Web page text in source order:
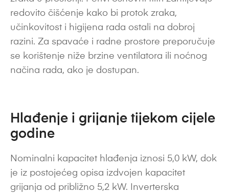
redovito čišćenje kako bi protok zraka,
učinkovitost i higijena rada ostali na dobroj
razini. Za spavaće i radne prostore preporučuje
se korištenje niže brzine ventilatora ili noćnog
načina rada, ako je dostupan.
Hlađenje i grijanje tijekom cijele
godine
Nominalni kapacitet hlađenja iznosi 5,0 kW, dok
je iz postojećeg opisa izdvojen kapacitet
grijanja od približno 5,2 kW. Inverterska